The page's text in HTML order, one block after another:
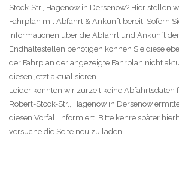
Stock-Str., Hagenow in Dersenow? Hier stellen
Fahrplan mit Abfahrt & Ankunft bereit. Sofern
Informationen über die Abfahrt und Ankunft
Endhaltestellen benötigen können Sie diese
der Fahrplan der angezeigte Fahrplan nicht
diesen jetzt aktualisieren.
Leider konnten wir zurzeit keine Abfahrtsdaten
Robert-Stock-Str., Hagenow in Dersenow
diesen Vorfall informiert. Bitte kehre später
versuche die Seite neu zu laden.